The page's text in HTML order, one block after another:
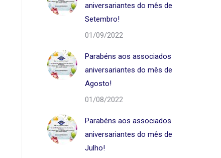
aniversariantes do mês de
Setembro!
01/09/2022
Parabéns aos associados
aniversariantes do mês de
Agosto!
01/08/2022
Parabéns aos associados
aniversariantes do mês de
Julho!